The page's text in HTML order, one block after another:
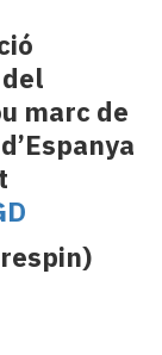
marc de